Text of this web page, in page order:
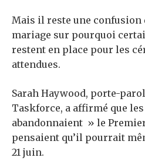
Mais il reste une confusion
mariage sur pourquoi
restent en place pour les
attendues.
Sarah Haywood, porte-
Taskforce, a affirmé que
abandonnaient » le
pensaient qu’il pourrait
21 juin.